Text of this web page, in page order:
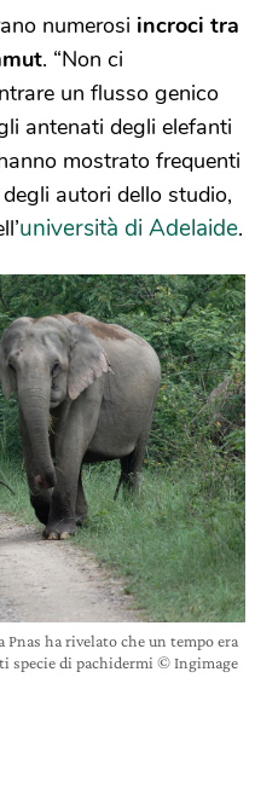
numerosi incroci tra
. “Non ci
un flusso genico
antenati degli elefanti
mostrato frequenti
autori dello studio,
università di Adelaide.
ha rivelato che un tempo era
specie di pachidermi © Ingimage